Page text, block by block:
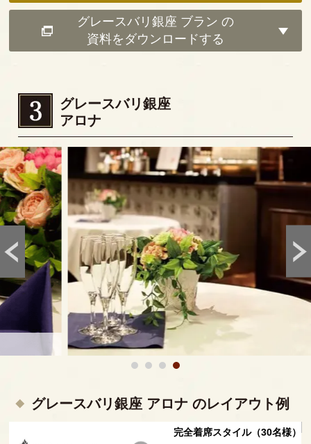
グレースバリ銀座 ブラン の
資料をダウンロードする
グレースバリ銀座
アロナ
グレースバリ銀座 アロナ のレイアウト例
完全着席スタイル（30名様）